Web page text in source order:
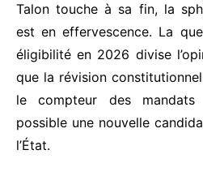
Talon touche à sa fin, la
est en effervescence. La
éligibilité en 2026 divise
que la révision
le compteur des mandats
possible une nouvelle
l’État.